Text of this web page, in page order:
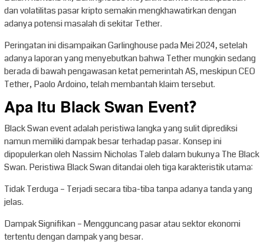
dan volatilitas pasar kripto semakin mengkhawatirkan dengan
adanya potensi masalah di sekitar Tether.
Peringatan ini disampaikan Garlinghouse pada Mei 2024, setelah
adanya laporan yang menyebutkan bahwa Tether mungkin sedang
berada di bawah pengawasan ketat pemerintah AS, meskipun CEO
Tether, Paolo Ardoino, telah membantah klaim tersebut.
Apa Itu Black Swan Event?
Black Swan event adalah peristiwa langka yang sulit diprediksi
namun memiliki dampak besar terhadap pasar. Konsep ini
dipopulerkan oleh Nassim Nicholas Taleb dalam bukunya The Black
Swan. Peristiwa Black Swan ditandai oleh tiga karakteristik utama:
Tidak Terduga – Terjadi secara tiba-tiba tanpa adanya tanda yang
jelas.
Dampak Signifikan – Mengguncang pasar atau sektor ekonomi
tertentu dengan dampak yang besar.